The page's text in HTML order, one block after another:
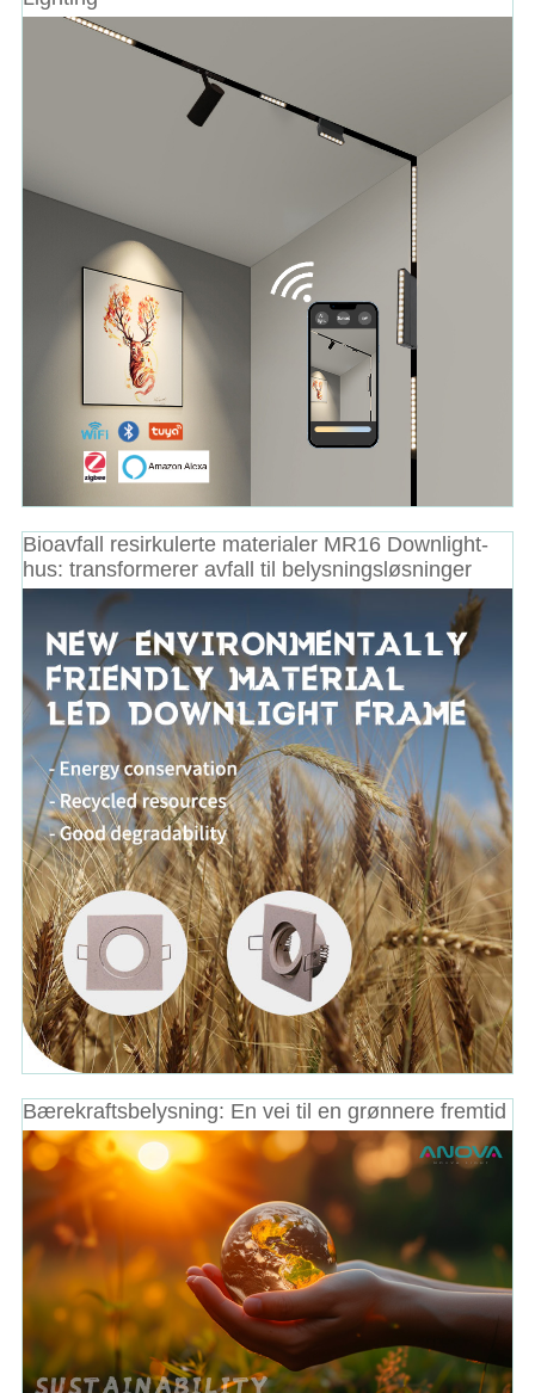
Bioavfall resirkulerte materialer MR16 Downlight-
hus: transformerer avfall til belysningsløsninger
Bærekraftsbelysning: En vei til en grønnere fremtid